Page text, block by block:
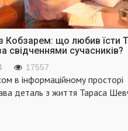
Кобзарем: що любив їсти
свідченнями сучасників?
17557
в інформаційному просторі
деталь з життя Тараса